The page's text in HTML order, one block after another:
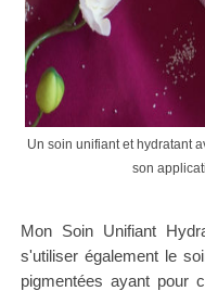
Un soin unifiant et hydratant
son
Mon Soin Unifiant
s'utiliser également le
pigmentées ayant pour